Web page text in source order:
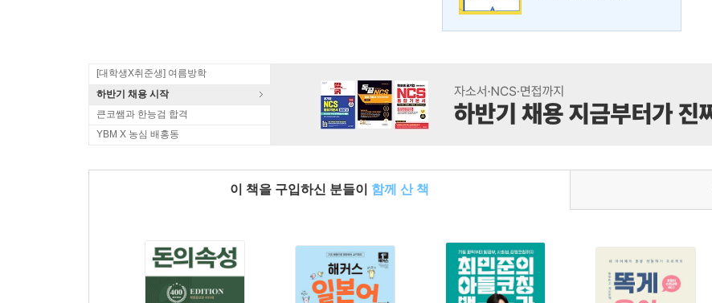
[대학생X취준생] 여름방학
하반기 채용 시작
큰코쌤과 한능검 합격
YBM X 농심 배홍동
이 책을 구입하신 분들이 함께 산 책